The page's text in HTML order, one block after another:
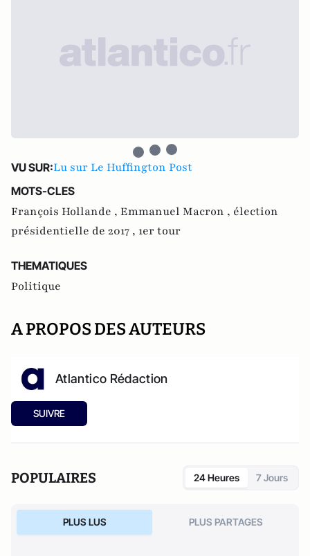
VU SUR:Lu sur Le Huffington Post
MOTS-CLES
François Hollande , Emmanuel Macron , élection
présidentielle de 2017 , 1er tour
THEMATIQUES
Politique
A PROPOS DES AUTEURS
Atlantico Rédaction
SUIVRE
POPULAIRES 24 Heures 7 Jours
PLUS LUS PLUS PARTAGES